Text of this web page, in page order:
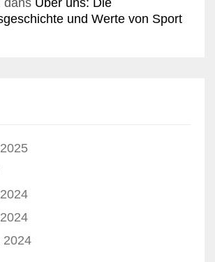
dans Über uns: Die
und Werte von Sport
2024